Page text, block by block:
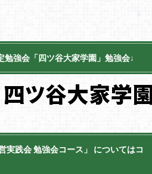
勉強会「四ツ谷大家学園」勉強会↓
実践会 勉強会コース」 についてはコ